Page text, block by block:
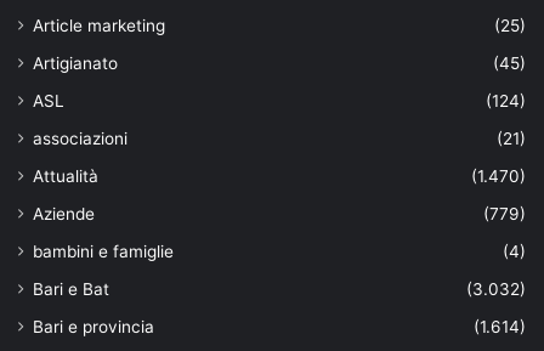
Article marketing
(25)
Artigianato
(45)
ASL
(124)
associazioni
(21)
Attualità
(1.470)
Aziende
(779)
bambini e famiglie
(4)
Bari e Bat
(3.032)
Bari e provincia
(1.614)